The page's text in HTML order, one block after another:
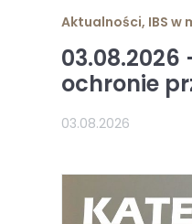
Aktualności, IBS w
ochronie
03.08.2026